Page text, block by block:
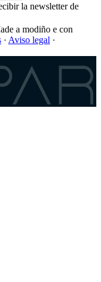
la newsletter de
a modiño e con
· Aviso legal ·